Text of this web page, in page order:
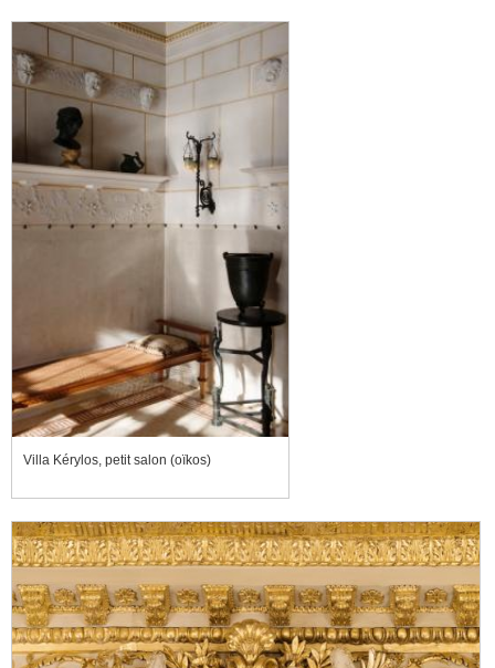
Villa Kérylos, petit salon (oïkos)